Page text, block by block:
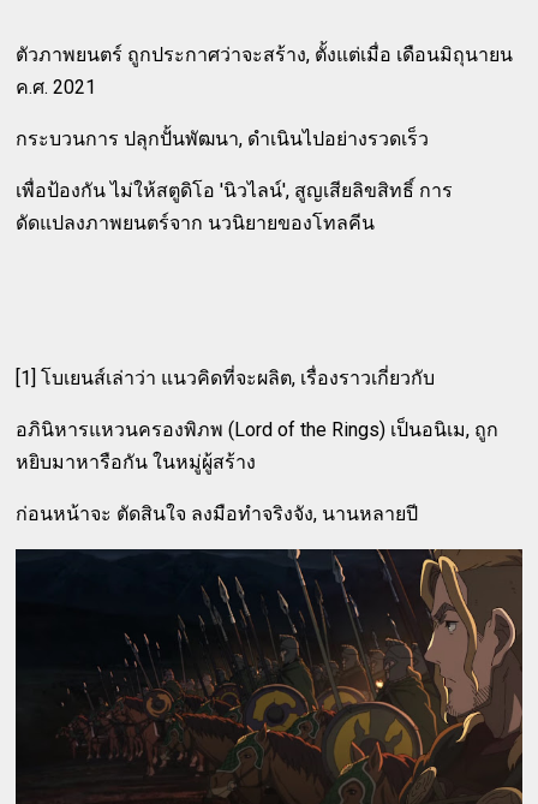
ตัวภาพยนตร์ ถูกประกาศว่าจะสร้าง, ตั้งแต่เมื่อ เดือนมิถุนายน
ค.ศ. 2021
กระบวนการ ปลุกปั้นพัฒนา, ดำเนินไปอย่างรวดเร็ว
เพื่อป้องกัน ไม่ให้สตูดิโอ 'นิวไลน์', สูญเสียลิขสิทธิ์ การ
ดัดแปลงภาพยนตร์จาก นวนิยายของโทลคีน
[1] โบเยนส์เล่าว่า แนวคิดที่จะผลิต, เรื่องราวเกี่ยวกับ
อภินิหารแหวนครองพิภพ (Lord of the Rings) เป็นอนิเม, ถูก
หยิบมาหารือกัน ในหมู่ผู้สร้าง
ก่อนหน้าจะ ตัดสินใจ ลงมือทำจริงจัง, นานหลายปี